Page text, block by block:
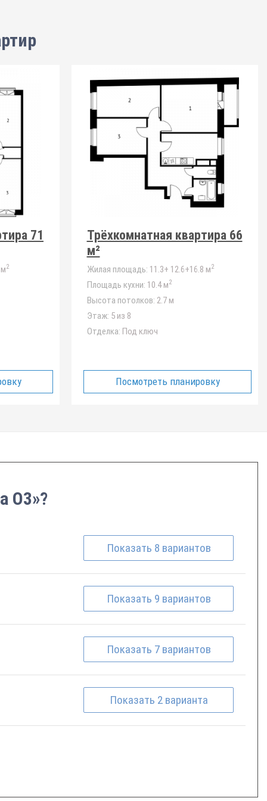
71
2
Трёхкомнатная квартира 66
м²
Жилая площадь: 11.3+ 12.6+16.8 м2
Площадь кухни: 10.4 м2
Высота потолков: 2.7 м
Этаж: 5 из 8
Отделка: Под ключ
Посмотреть планировку
О3»?
Показать 8 вариантов
Показать 9 вариантов
Показать 7 вариантов
Показать 2 варианта